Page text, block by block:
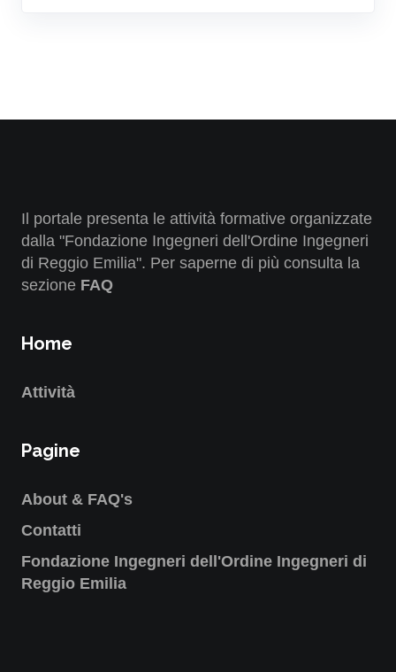
Il portale presenta le attività formative organizzate
dalla "Fondazione Ingegneri dell'Ordine Ingegneri
di Reggio Emilia". Per saperne di più consulta la
sezione FAQ
Home
Attività
Pagine
About & FAQ's
Contatti
Fondazione Ingegneri dell'Ordine Ingegneri di
Reggio Emilia